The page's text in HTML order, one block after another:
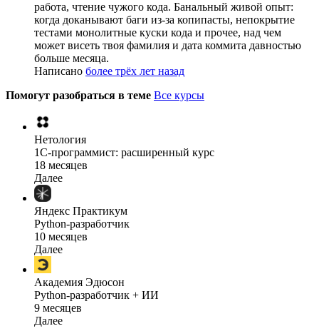
работа, чтение чужого кода. Банальный живой опыт:
когда доканывают баги из-за копипасты, непокрытие
тестами монолитные куски кода и прочее, над чем
может висеть твоя фамилия и дата коммита давностью
больше месяца.
Написано более трёх лет назад
Помогут разобраться в теме Все курсы
Нетология
1C-программист: расширенный курс
18 месяцев
Далее
Яндекс Практикум
Python-разработчик
10 месяцев
Далее
Академия Эдюсон
Python-разработчик + ИИ
9 месяцев
Далее